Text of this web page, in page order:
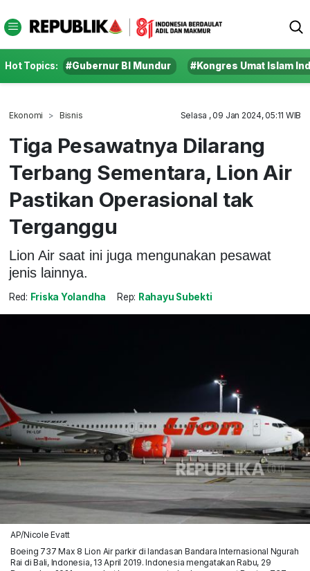
Hot Topics: #Gubernur BI Mundur #Kongres Umat Islam
Ekonomi Bisnis Selasa , 09 Jan 2024, 05:11 WIB
Tiga Pesawatnya Dilarang
Terbang Sementara, Lion Air
Pastikan Operasional tak
Terganggu
Lion Air saat ini juga mengunakan pesawat
jenis lainnya.
Red: Friska Yolandha Rep: Rahayu Subekti
AP/Nicole Evatt
Boeing 737 Max 8 Lion Air parkir di landasan Bandara Internasional Ngurah
Rai di Bali, Indonesia, 13 April 2019. Indonesia mengatakan Rabu, 29